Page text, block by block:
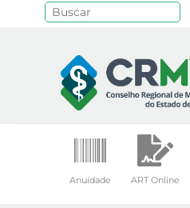
Anuidade ART Online